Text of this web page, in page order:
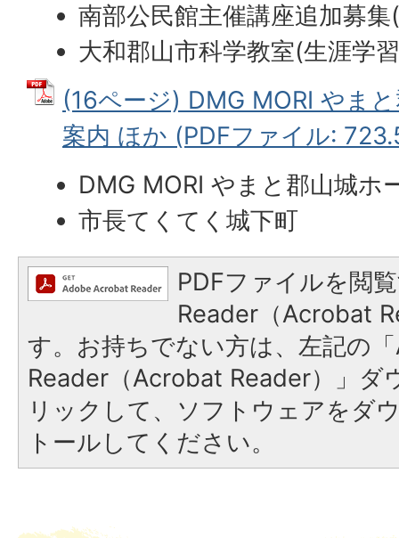
南部公民館主催講座追加募
大和郡山市科学教室(生涯学
(16ページ) DMG MORI やま
案内 ほか (PDFファイル:
DMG MORI やまと郡山城ホ
市長てくてく城下町
PDFファイルを閲
Reader（Acrobat
す。お持ちでない方は、左記の
Reader（Acrobat Reader）」ダ
リックして、ソフトウェアをダ
トールしてください。